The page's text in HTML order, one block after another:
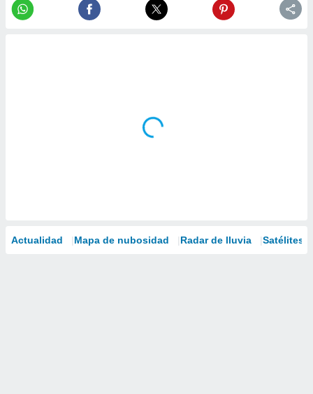
Actualidad Mapa de nubosidad Radar de lluvia Satélites